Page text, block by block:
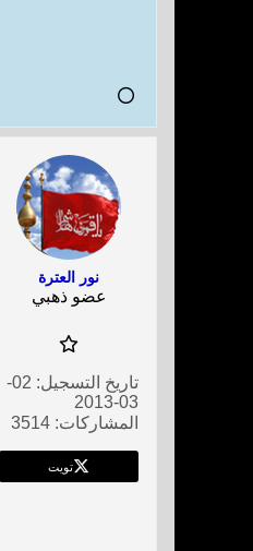
نور العترة
عضو ذهبي
تاريخ التسجيل:
02-
03-2013
المشاركات: 3514
تويت